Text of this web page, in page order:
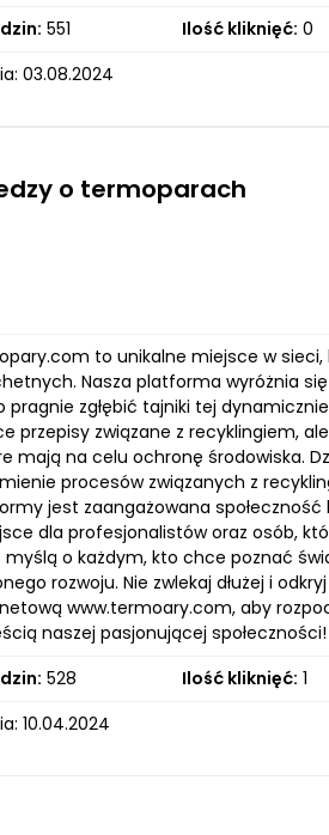
551 Ilość kliknięć: 0
03.08.2024
o termoparach
to unikalne miejsce w
Nasza platforma wyróżnia
pragnie zgłębić tajniki tej
przepisy związane z recyklingiem,
mają na celu ochronę środowiska.
procesów związanych z
jest zaangażowana
dla profesjonalistów oraz osób,
o każdym, kto chce poznać
rozwoju. Nie zwlekaj dłużej i
www.termoary.com, aby
naszej pasjonującej społeczności!
528 Ilość kliknięć: 1
10.04.2024